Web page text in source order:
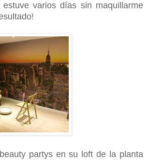
varios días sin maquillarme
partys en su loft de la planta